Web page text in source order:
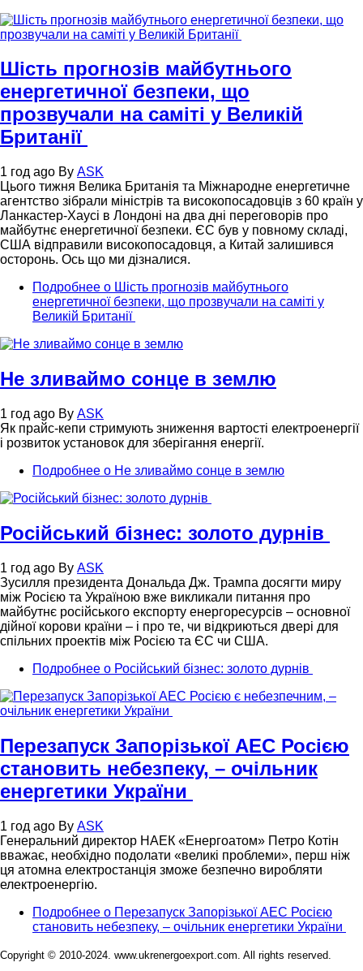
Шість прогнозів майбутнього
енергетичної безпеки, що
прозвучали на саміті у Великій
Британії
1 год ago By ASK
Цього тижня Велика Британія та Міжнародне енергетичне
агентство зібрали міністрів та високопосадовців з 60 країн у
Ланкастер-Хаусі в Лондоні на два дні переговорів про
майбутнє енергетичної безпеки. ЄС був у повному складі,
США відправили високопосадовця, а Китай залишився
осторонь. Ось що ми дізналися.
Подробнее о Шість прогнозів майбутнього
енергетичної безпеки, що прозвучали на саміті у
Великій Британії
Не зливаймо сонце в землю
1 год ago By ASK
Як прайс-кепи стримують зниження вартості електроенергії
і розвиток установок для зберігання енергії.
Подробнее о Не зливаймо сонце в землю
Російський бізнес: золото дурнів
1 год ago By ASK
Зусилля президента Дональда Дж. Трампа досягти миру
між Росією та Україною вже викликали питання про
майбутнє російського експорту енергоресурсів – основної
дійної корови країни – і про те, чи відкриються двері для
спільних проектів між Росією та ЄС чи США.
Подробнее о Російський бізнес: золото дурнів
Перезапуск Запорізької АЕС Росією
становить небезпеку, – очільник
енергетики України
1 год ago By ASK
Генеральний директор НАЕК «Енергоатом» Петро Котін
вважає, необхідно подолати «великі проблеми», перш ніж
ця атомна електростанція зможе безпечно виробляти
електроенергію.
Подробнее о Перезапуск Запорізької АЕС Росією
становить небезпеку, – очільник енергетики України
Copyright © 2010-2024. www.ukrenergoexport.com. All rights reserved.